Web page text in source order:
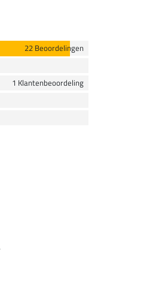
22 Beoordelingen
1 Klantenbeoordeling